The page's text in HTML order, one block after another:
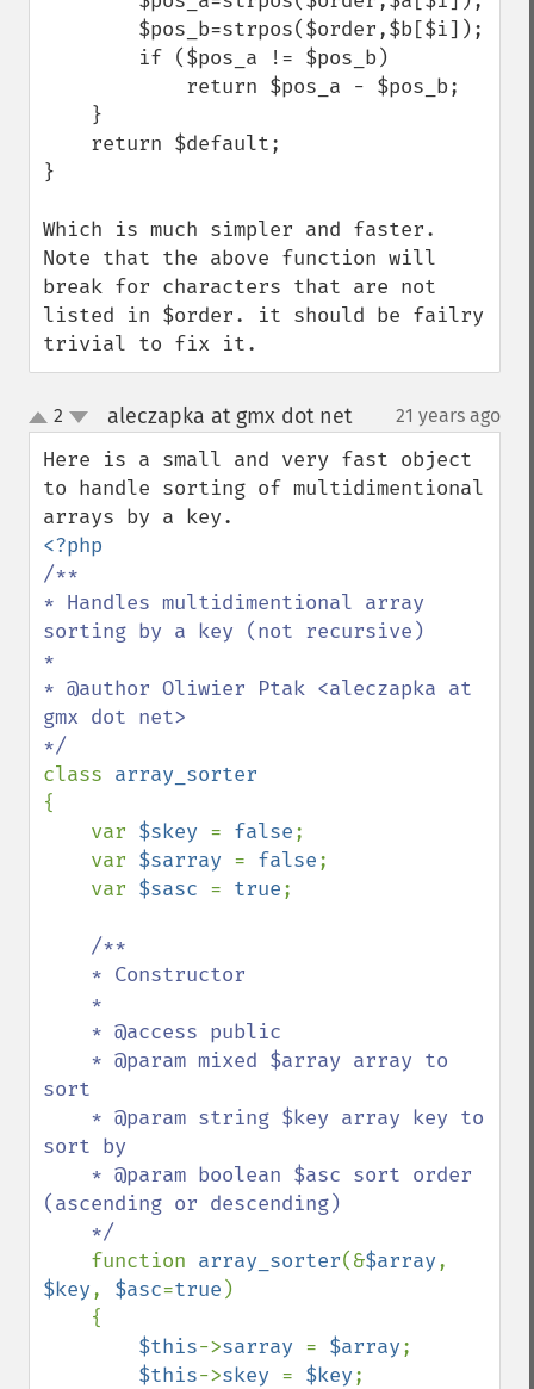
}
Which is much simpler and faster.
Note that the above function will
break for characters that are not
listed in $order. it should be failry
trivial to fix it.
up
down
2 aleczapka at gmx dot net¶ 21 years ago
Here is a small and very fast object
to handle sorting of multidimentional
/**
* Handles multidimentional array
sorting by a key (not recursive)
*
* @author Oliwier Ptak <aleczapka at
gmx dot net>
class
{
    var
$skey = false;
    var
$sarray = false;
    var
$sasc = true;
/**
sort
sort by
(ascending or descending)
function array_sorter(&$array
$key, $asc=true )
$this->sarray = $array;
$this->skey = $key;